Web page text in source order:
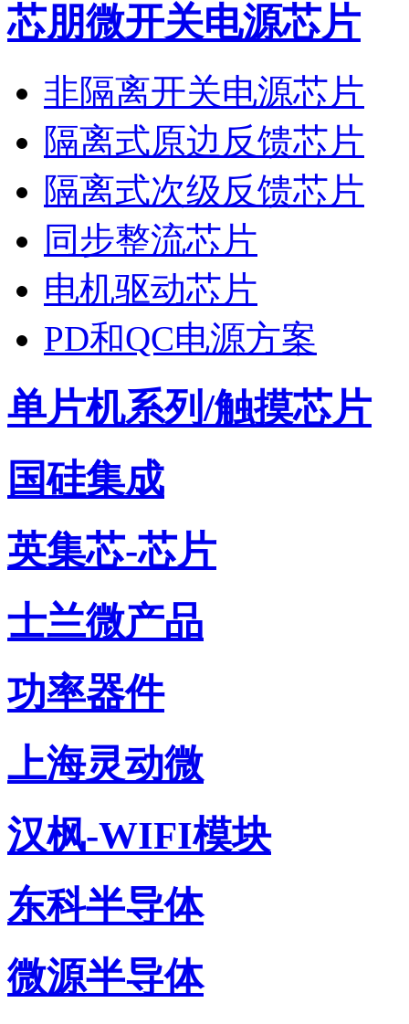
芯朋微开关电源芯片
非隔离开关电源芯片
隔离式原边反馈芯片
隔离式次级反馈芯片
同步整流芯片
电机驱动芯片
PD和QC电源方案
单片机系列/触摸芯片
国硅集成
英集芯-芯片
士兰微产品
功率器件
上海灵动微
汉枫-WIFI模块
东科半导体
微源半导体